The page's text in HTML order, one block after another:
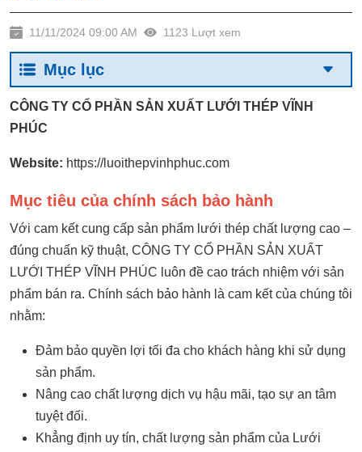
11/11/2024 09:00 AM 1123 Lượt xem
Mục lục
CÔNG TY CỔ PHẦN SẢN XUẤT LƯỚI THÉP VĨNH
PHÚC
Website: https://luoithepvinhphuc.com
Mục tiêu của chính sách bảo hành
Với cam kết cung cấp sản phẩm lưới thép chất lượng cao –
đúng chuẩn kỹ thuật, CÔNG TY CỔ PHẦN SẢN XUẤT
LƯỚI THÉP VĨNH PHÚC luôn đề cao trách nhiệm với sản
phẩm bán ra. Chính sách bảo hành là cam kết của chúng tôi
nhằm:
Đảm bảo quyền lợi tối đa cho khách hàng khi sử dụng
sản phẩm.
Nâng cao chất lượng dịch vụ hậu mãi, tạo sự an tâm
tuyệt đối.
Khẳng định uy tín, chất lượng sản phẩm của Lưới